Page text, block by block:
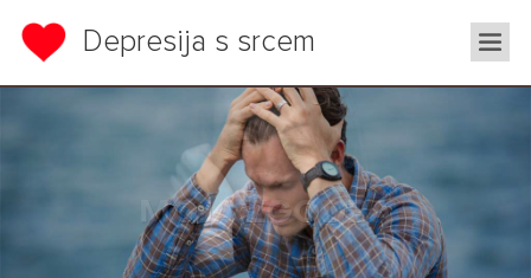
Depresija s srcem
MOJA ZGODBA